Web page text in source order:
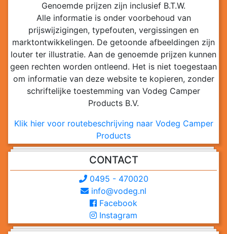
Genoemde prijzen zijn inclusief B.T.W.
Alle informatie is onder voorbehoud van
prijswijzigingen, typefouten, vergissingen en
marktontwikkelingen. De getoonde afbeeldingen zijn
louter ter illustratie. Aan de genoemde prijzen kunnen
geen rechten worden ontleend. Het is niet toegestaan
om informatie van deze website te kopieren, zonder
schriftelijke toestemming van Vodeg Camper
Products B.V.
Klik hier voor routebeschrijving naar Vodeg Camper
Products
CONTACT
0495 - 470020
info@vodeg.nl
Facebook
Instagram